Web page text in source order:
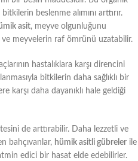
beslenme alımını arttırır.
asit, meyve olgunluğunu
meyvelerin raf ömrünü uzatabilir.
hastalıklara karşı direncini
bitkilerin daha sağlıklı bir
karşı daha dayanıklı hale geldiği
de arttırabilir. Daha lezzetli ve
bahçıvanlar, hümik asitli gübreler ile
edici bir hasat elde edebilirler.